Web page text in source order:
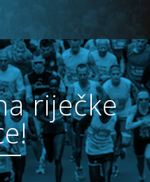
riječke